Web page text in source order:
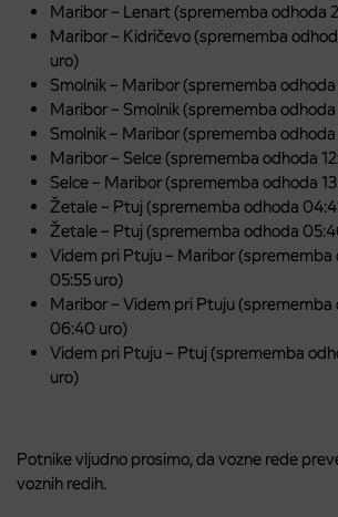
Maribor – Lenart (sprememba odhoda
Maribor – Kidričevo (sprememba
uro)
Smolnik – Maribor (sprememba odhoda
Maribor – Smolnik (sprememba odhoda
Smolnik – Maribor (sprememba
Maribor – Selce (sprememba odhoda
Selce – Maribor (sprememba odhoda
Žetale – Ptuj (sprememba odhoda
Žetale – Ptuj (sprememba odhoda
Videm pri Ptuju – Maribor (sprememba
05:55 uro)
Maribor – Videm pri Ptuju (sprememba
06:40 uro)
Videm pri Ptuju – Ptuj (sprememba
uro)
Potnike vljudno prosimo, da vozne rede
voznih redih.